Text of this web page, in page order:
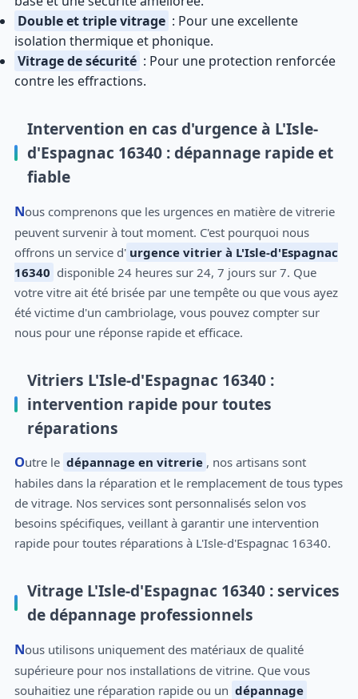
Double et triple vitrage : Pour une excellente
isolation thermique et phonique.
Vitrage de sécurité : Pour une protection renforcée
contre les effractions.
Intervention en cas d'urgence à L'Isle-
d'Espagnac 16340 : dépannage rapide et
fiable
Nous comprenons que les urgences en matière de vitrerie
peuvent survenir à tout moment. C'est pourquoi nous
offrons un service d' urgence vitrier à L'Isle-d'Espagnac
16340 disponible 24 heures sur 24, 7 jours sur 7. Que
votre vitre ait été brisée par une tempête ou que vous ayez
été victime d'un cambriolage, vous pouvez compter sur
nous pour une réponse rapide et efficace.
Vitriers L'Isle-d'Espagnac 16340 :
intervention rapide pour toutes
réparations
Outre le dépannage en vitrerie , nos artisans sont
habiles dans la réparation et le remplacement de tous types
de vitrage. Nos services sont personnalisés selon vos
besoins spécifiques, veillant à garantir une intervention
rapide pour toutes réparations à L'Isle-d'Espagnac 16340.
Vitrage L'Isle-d'Espagnac 16340 : services
de dépannage professionnels
Nous utilisons uniquement des matériaux de qualité
supérieure pour nos installations de vitrine. Que vous
souhaitiez une réparation rapide ou un dépannage